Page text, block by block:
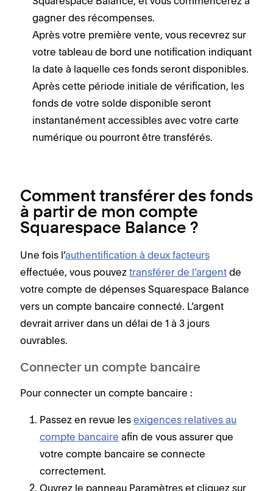
gagner des récompenses.
Après votre première vente, vous recevrez sur
votre tableau de bord une notification indiquant
la date à laquelle ces fonds seront disponibles.
Après cette période initiale de vérification, les
fonds de votre solde disponible seront
instantanément accessibles avec votre carte
numérique ou pourront être transférés.
Comment transférer des fonds
à partir de mon compte
Squarespace Balance ?
Une fois l’authentification à deux facteurs
effectuée, vous pouvez transférer de l’argent de
votre compte de dépenses Squarespace Balance
vers un compte bancaire connecté. L’argent
devrait arriver dans un délai de 1 à 3 jours
ouvrables.
Connecter un compte bancaire
Pour connecter un compte bancaire :
Passez en revue les exigences relatives au
compte bancaire afin de vous assurer que
votre compte bancaire se connecte
correctement.
Ouvrez le panneau Paramètres et cliquez sur